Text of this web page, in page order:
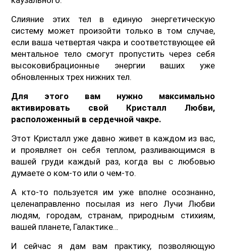
Слияние этих тел в единую энергетическую
систему может произойти только в том случае,
если ваша четвертая чакра и соответствующее ей
ментальное тело смогут пропустить через себя
высоковибрационные энергии ваших уже
обновленных трех нижних тел.
Для этого вам нужно максимально
активировать свой Кристалл Любви,
расположенный в сердечной чакре.
Этот Кристалл уже давно живет в каждом из вас,
и проявляет он себя теплом, разливающимся в
вашей груди каждый раз, когда вы с любовью
думаете о ком-то или о чем-то.
А кто-то пользуется им уже вполне осознанно,
целенаправленно посылая из него Лучи Любви
людям, городам, странам, природным стихиям,
вашей планете, Галактике…
И сейчас я дам вам практику, позволяющую